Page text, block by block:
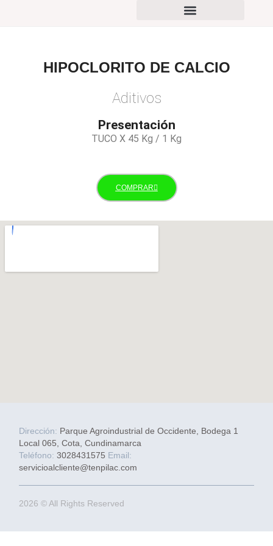
HIPOCLORITO DE CALCIO
Aditivos
Presentación
TUCO X 45 Kg / 1 Kg
COMPRAR
Dirección: Parque Agroindustrial de Occidente, Bodega 1
Local 065, Cota, Cundinamarca
Teléfono: 3028431575 Email:
servicioalcliente@tenpilac.com
2026 © All Rights Reserved